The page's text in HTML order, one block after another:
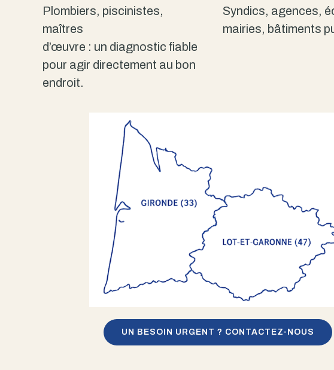
Plombiers, piscinistes,
maîtres
d’œuvre : un diagnostic fiable
pour agir directement au bon
endroit.
Syndics, agences,
mairies, bâtiments
UN BESOIN URGENT ? CONTACTEZ-NOUS